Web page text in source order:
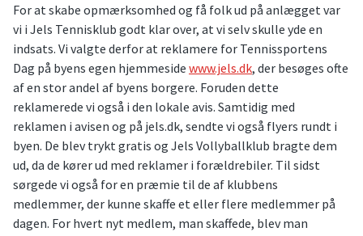
For at skabe opmærksomhed og få folk ud på anlægget var
vi i Jels Tennisklub godt klar over, at vi selv skulle yde en
indsats. Vi valgte derfor at reklamere for Tennissportens
Dag på byens egen hjemmeside www.jels.dk, der besøges ofte
af en stor andel af byens borgere. Foruden dette
reklamerede vi også i den lokale avis. Samtidig med
reklamen i avisen og på jels.dk, sendte vi også flyers rundt i
byen. De blev trykt gratis og Jels Vollyballklub bragte dem
ud, da de kører ud med reklamer i forældrebiler. Til sidst
sørgede vi også for en præmie til de af klubbens
medlemmer, der kunne skaffe et eller flere medlemmer på
dagen. For hvert nyt medlem, man skaffede, blev man